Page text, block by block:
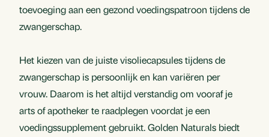
toevoeging aan een gezond voedingspatroon tijdens de
zwangerschap.
Het kiezen van de juiste visoliecapsules tijdens de
zwangerschap is persoonlijk en kan variëren per
vrouw. Daarom is het altijd verstandig om vooraf je
arts of apotheker te raadplegen voordat je een
voedingssupplement gebruikt. Golden Naturals biedt